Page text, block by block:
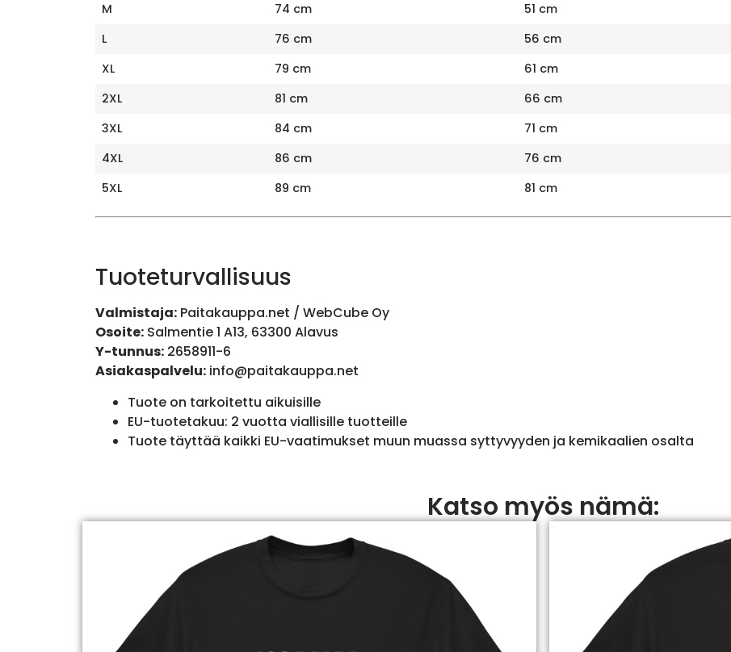
M
74 cm 51 cm
L
76 cm 56 cm
XL
79 cm 61 cm
2XL
81 cm 66 cm
3XL
84 cm 71 cm
4XL
86 cm 76 cm
5XL
89 cm 81 cm
Tuoteturvallisuus
Valmistaja:Paitakauppa.net / WebCube Oy
Osoite:Salmentie 1 A13, 63300 Alavus
Y-tunnus:2658911-6
Asiakaspalvelu: info@paitakauppa.net
Tuote on tarkoitettu aikuisille
EU-tuotetakuu: 2 vuotta viallisille tuotteille
Tuote täyttää kaikki EU-vaatimukset muun muassa syttyvyyden ja kemikaalien osalta
Katso myös nämä: